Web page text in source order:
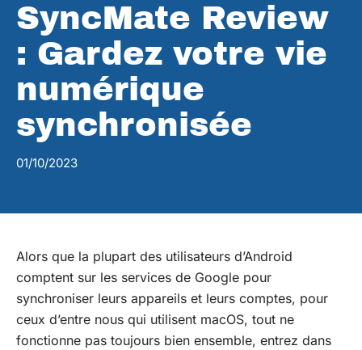
SyncMate Review
: Gardez votre vie
numérique
synchronisée
01/10/2023
Alors que la plupart des utilisateurs d’Android
comptent sur les services de Google pour
synchroniser leurs appareils et leurs comptes, pour
ceux d’entre nous qui utilisent macOS, tout ne
fonctionne pas toujours bien ensemble, entrez dans